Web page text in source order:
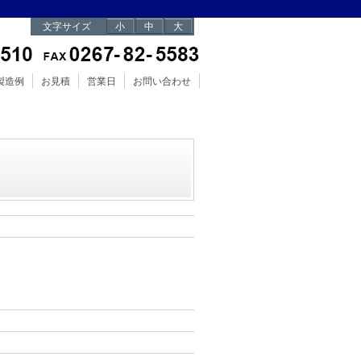
大
中
小
文字サイズ
造例 お見積 営業日 お問い合わせ